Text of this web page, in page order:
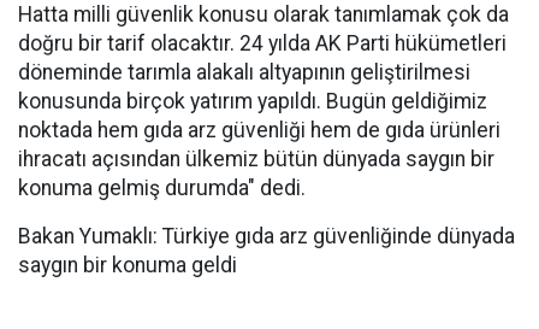
Hatta milli güvenlik konusu olarak tanımlamak çok da
doğru bir tarif olacaktır. 24 yılda AK Parti hükümetleri
döneminde tarımla alakalı altyapının geliştirilmesi
konusunda birçok yatırım yapıldı. Bugün geldiğimiz
noktada hem gıda arz güvenliği hem de gıda ürünleri
ihracatı açısından ülkemiz bütün dünyada saygın bir
konuma gelmiş durumda" dedi.
Bakan Yumaklı: Türkiye gıda arz güvenliğinde dünyada
saygın bir konuma geldi